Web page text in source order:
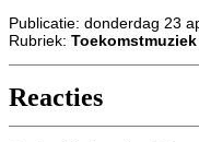
Publicatie: donderdag 23
Rubriek: Toekomstmuziek
Reacties